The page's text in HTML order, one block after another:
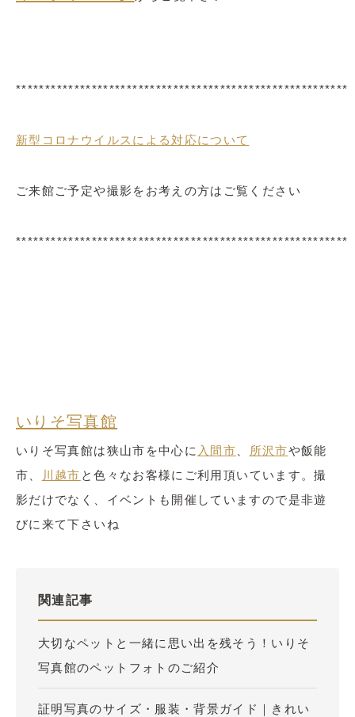
*********************************************************
新型コロナウイルスによる対応について
ご来館ご予定や撮影をお考えの方はご覧ください
*********************************************************
いりそ写真館
いりそ写真館は狭山市を中心に 入間市 所沢市や飯能
市、
川越市 と色々なお客様にご利用頂いています。撮
影だけでなく、イベントも開催していますので是非遊
びに来て下さいね
関連記事
大切なペットと一緒に思い出を残そう！いりそ
写真館のペットフォトのご紹介
証明写真のサイズ・服装・背景ガイド｜きれい